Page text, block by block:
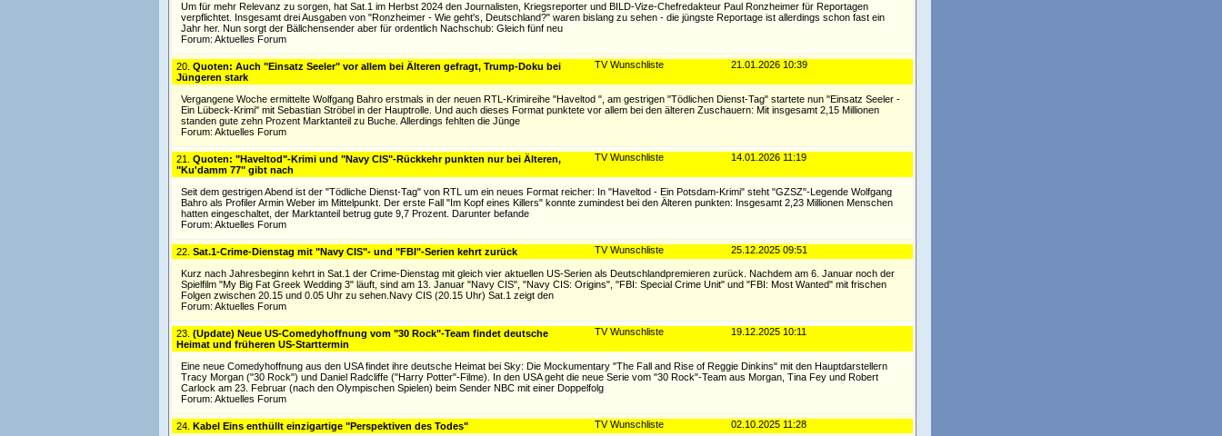
Um für mehr Relevanz zu sorgen, hat Sat.1 im Herbst 2024 den Journalisten, Kriegsreporter und BILD-Vize-Chefredakteur Paul Ronzheimer für Reportagen
verpflichtet. Insgesamt drei Ausgaben von "Ronzheimer - Wie geht's, Deutschland?" waren bislang zu sehen - die jüngste Reportage ist allerdings schon fast ein
Jahr her. Nun sorgt der Bällchensender aber für ordentlich Nachschub: Gleich fünf neu
Forum: Aktuelles Forum
21.01.2026 10:39
TV Wunschliste
20. Quoten: Auch "Einsatz Seeler" vor allem bei Älteren gefragt, Trump-Doku bei
Jüngeren stark
Vergangene Woche ermittelte Wolfgang Bahro erstmals in der neuen RTL-Krimireihe "Haveltod ", am gestrigen "Tödlichen Dienst-Tag" startete nun "Einsatz Seeler -
Ein Lübeck-Krimi" mit Sebastian Ströbel in der Hauptrolle. Und auch dieses Format punktete vor allem bei den älteren Zuschauern: Mit insgesamt 2,15 Millionen
standen gute zehn Prozent Marktanteil zu Buche. Allerdings fehlten die Jünge
Forum: Aktuelles Forum
14.01.2026 11:19
TV Wunschliste
21. Quoten: "Haveltod"-Krimi und "Navy CIS"-Rückkehr punkten nur bei Älteren,
"Ku'damm 77" gibt nach
Seit dem gestrigen Abend ist der "Tödliche Dienst-Tag" von RTL um ein neues Format reicher: In "Haveltod - Ein Potsdam-Krimi" steht "GZSZ"-Legende Wolfgang
Bahro als Profiler Armin Weber im Mittelpunkt. Der erste Fall "Im Kopf eines Killers" konnte zumindest bei den Älteren punkten: Insgesamt 2,23 Millionen Menschen
hatten eingeschaltet, der Marktanteil betrug gute 9,7 Prozent. Darunter befande
Forum: Aktuelles Forum
25.12.2025 09:51
TV Wunschliste
22. Sat.1-Crime-Dienstag mit "Navy CIS"- und "FBI"-Serien kehrt zurück
Kurz nach Jahresbeginn kehrt in Sat.1 der Crime-Dienstag mit gleich vier aktuellen US-Serien als Deutschlandpremieren zurück. Nachdem am 6. Januar noch der
Spielfilm "My Big Fat Greek Wedding 3" läuft, sind am 13. Januar "Navy CIS", "Navy CIS: Origins", "FBI: Special Crime Unit" und "FBI: Most Wanted" mit frischen
Folgen zwischen 20.15 und 0.05 Uhr zu sehen.Navy CIS (20.15 Uhr) Sat.1 zeigt den
Forum: Aktuelles Forum
19.12.2025 10:11
TV Wunschliste
23. (Update) Neue US-Comedyhoffnung vom "30 Rock"-Team findet deutsche
Heimat und früheren US-Starttermin
Eine neue Comedyhoffnung aus den USA findet ihre deutsche Heimat bei Sky: Die Mockumentary "The Fall and Rise of Reggie Dinkins" mit den Hauptdarstellern
Tracy Morgan ("30 Rock") und Daniel Radcliffe ("Harry Potter"-Filme). In den USA geht die neue Serie vom "30 Rock"-Team aus Morgan, Tina Fey und Robert
Carlock am 23. Februar (nach den Olympischen Spielen) beim Sender NBC mit einer Doppelfolg
Forum: Aktuelles Forum
02.10.2025 11:28
TV Wunschliste
24. Kabel Eins enthüllt einzigartige "Perspektiven des Todes"